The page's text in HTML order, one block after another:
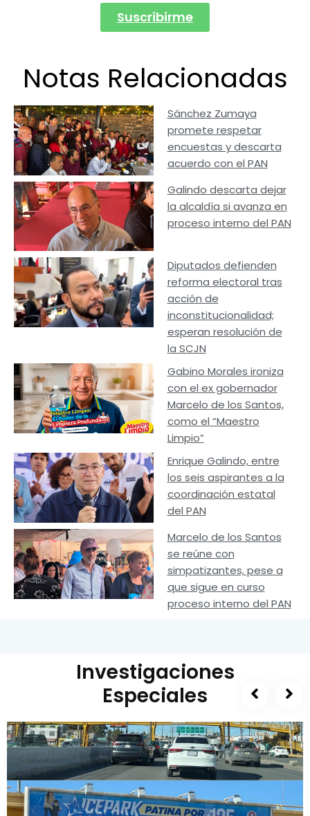
Suscribirme
Notas Relacionadas
Sánchez Zumaya
promete respetar
encuestas y descarta
acuerdo con el PAN
Galindo descarta dejar
la alcaldía si avanza en
proceso interno del PAN
Diputados defienden
reforma electoral tras
acción de
inconstitucionalidad;
esperan resolución de
la SCJN
Gabino Morales ironiza
con el ex gobernador
Marcelo de los Santos,
como el “Maestro
Limpio”
Enrique Galindo, entre
los seis aspirantes a la
coordinación estatal
del PAN
Marcelo de los Santos
se reúne con
simpatizantes, pese a
que sigue en curso
proceso interno del PAN
Investigaciones
Especiales